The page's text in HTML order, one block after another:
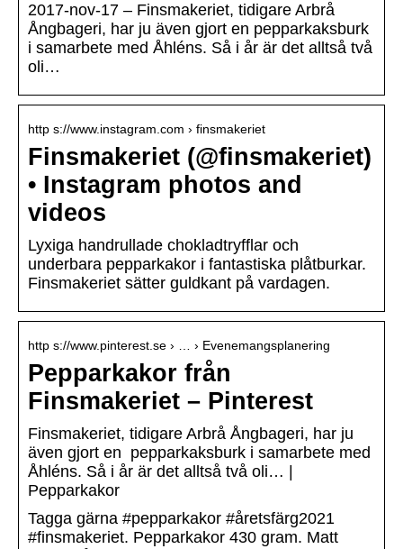
2017-nov-17 – Finsmakeriet, tidigare Arbrå
Ångbageri, har ju även gjort en pepparkaksburk
i samarbete med Åhléns. Så i år är det alltså två
oli…
http s://www.instagram.com › finsmakeriet
Finsmakeriet (@finsmakeriet)
• Instagram photos and
videos
Lyxiga handrullade chokladtryfflar och
underbara pepparkakor i fantastiska plåtburkar.
Finsmakeriet sätter guldkant på vardagen.
http s://www.pinterest.se › … › Evenemangsplanering
Pepparkakor från
Finsmakeriet – Pinterest
Finsmakeriet, tidigare Arbrå Ångbageri, har ju
även gjort en pepparkaksburk i samarbete med
Åhléns. Så i år är det alltså två oli… |
Pepparkakor
Tagga gärna #pepparkakor #åretsfärg2021
#finsmakeriet. Pepparkakor 430 gram. Matt